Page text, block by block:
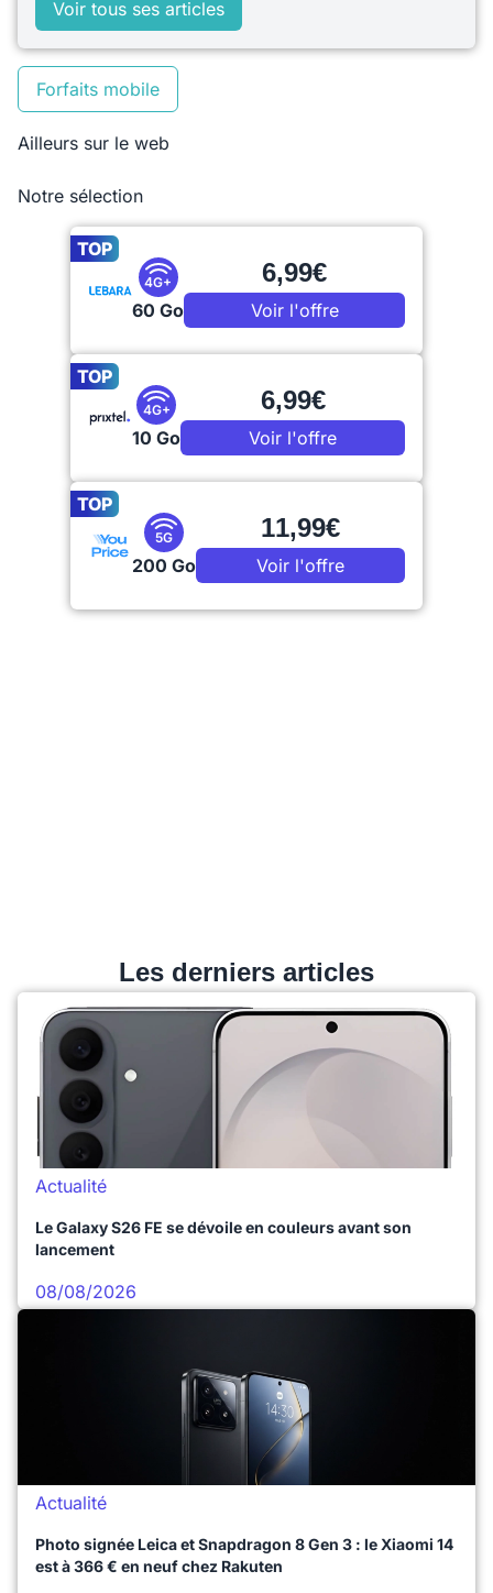
Voir tous ses articles
Forfaits mobile
Ailleurs sur le web
Notre sélection
TOP
4G+
60 Go
6,99€
Voir l'offre
TOP
4G+
10 Go
6,99€
Voir l'offre
TOP
5G
200 Go
11,99€
Voir l'offre
Les derniers articles
Actualité
Le Galaxy S26 FE se dévoile en couleurs avant son
lancement
08/08/2026
Actualité
Photo signée Leica et Snapdragon 8 Gen 3 : le Xiaomi 14
est à 366 € en neuf chez Rakuten